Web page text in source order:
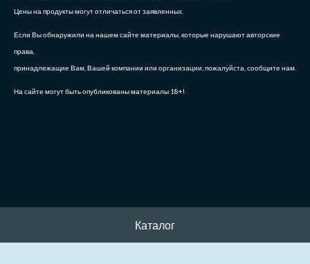
Цены на продукты могут отличаться от заявленных.
Если Вы обнаружили на нашем сайте материалы, которые нарушают авторские
права,
принадлежащие Вам, Вашей компании или организации, пожалуйста, сообщите нам.
На сайте могут быть опубликованы материалы 18+!
Каталог